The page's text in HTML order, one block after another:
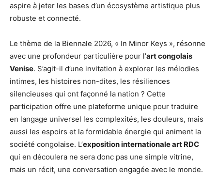
aspire à jeter les bases d’un écosystème artistique plus
robuste et connecté.
Le thème de la Biennale 2026, « In Minor Keys », résonne
avec une profondeur particulière pour l’art congolais
Venise. S’agit-il d’une invitation à explorer les mélodies
intimes, les histoires non-dites, les résiliences
silencieuses qui ont façonné la nation ? Cette
participation offre une plateforme unique pour traduire
en langage universel les complexités, les douleurs, mais
aussi les espoirs et la formidable énergie qui animent la
société congolaise. L’exposition internationale art RDC
qui en découlera ne sera donc pas une simple vitrine,
mais un récit, une conversation engagée avec le monde.